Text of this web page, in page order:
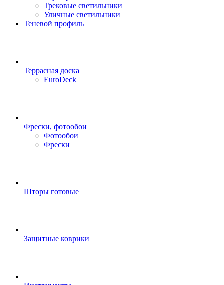
Трековые светильники
Уличные светильники
Теневой профиль
Террасная доска
EuroDeck
Фрески, фотообои
Фотообои
Фрески
Шторы готовые
Защитные коврики